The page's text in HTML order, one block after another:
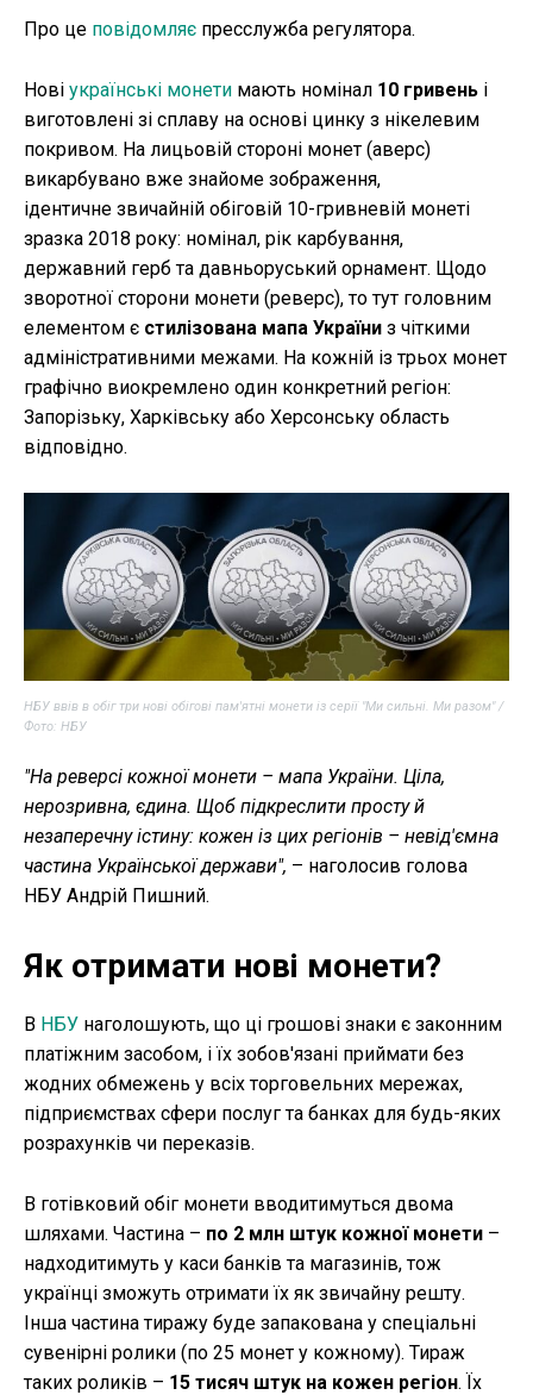
Про це повідомляє пресслужба регулятора.
Нові українські монети мають номінал 10 гривень і
виготовлені зі сплаву на основі цинку з нікелевим
покривом. На лицьовій стороні монет (аверс)
викарбувано вже знайоме зображення,
ідентичне звичайній обіговій 10-гривневій монеті
зразка 2018 року: номінал, рік карбування,
державний герб та давньоруський орнамент. Щодо
зворотної сторони монети (реверс), то тут головним
елементом є стилізована мапа України з чіткими
адміністративними межами. На кожній із трьох монет
графічно виокремлено один конкретний регіон:
Запорізьку, Харківську або Херсонську область
відповідно.
НБУ ввів в обіг три нові обігові пам'ятні монети із серії "Ми сильні. Ми разом" /
Фото: НБУ
"На реверсі кожної монети – мапа України. Ціла,
нерозривна, єдина. Щоб підкреслити просту й
незаперечну істину: кожен із цих регіонів – невід'ємна
частина Української держави", – наголосив голова
НБУ Андрій Пишний.
Як отримати нові монети?
В НБУ наголошують, що ці грошові знаки є законним
платіжним засобом, і їх зобов'язані приймати без
жодних обмежень у всіх торговельних мережах,
підприємствах сфери послуг та банках для будь-яких
розрахунків чи переказів.
В готівковий обіг монети вводитимуться двома
шляхами. Частина – по 2 млн штук кожної монети –
надходитимуть у каси банків та магазинів, тож
українці зможуть отримати їх як звичайну решту.
Інша частина тиражу буде запакована у спеціальні
сувенірні ролики (по 25 монет у кожному). Тираж
таких роликів – 15 тисяч штук на кожен регіон. Їх